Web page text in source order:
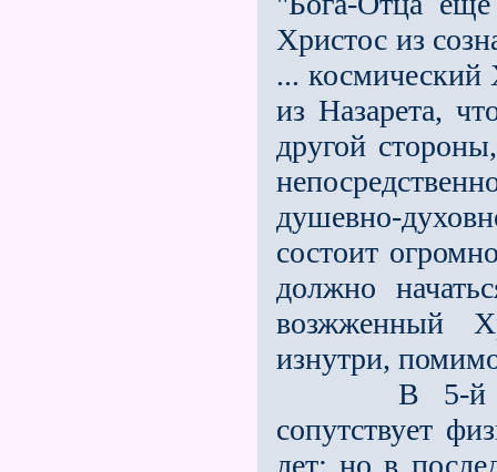
Христос из
... космический
из Назарета,
другой
душевно-
состоит
должно
возжженный
изнутри,
В 5-й
сопутствует
лет; но в